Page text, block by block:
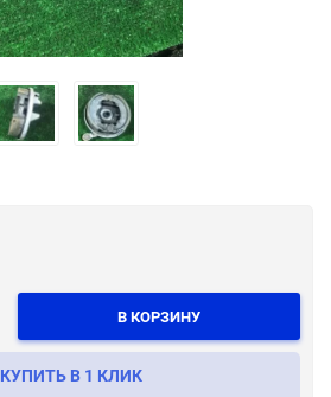
В КОРЗИНУ
КУПИТЬ В 1 КЛИК